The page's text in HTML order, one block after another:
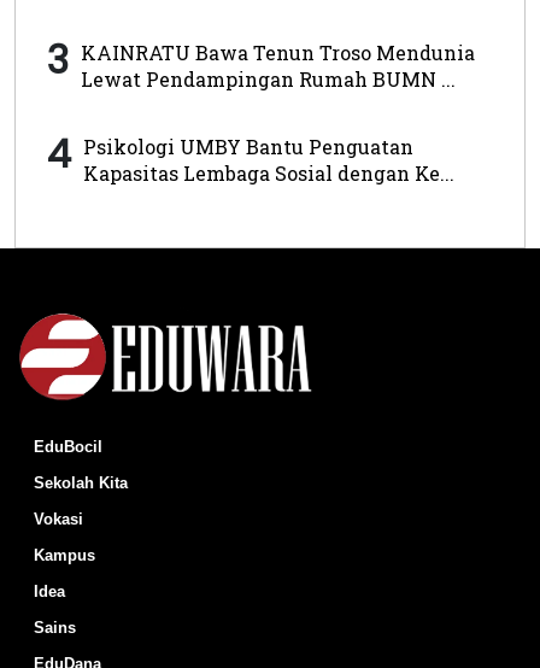
3 KAINRATU Bawa Tenun Troso Mendunia
Lewat Pendampingan Rumah BUMN ...
4 Psikologi UMBY Bantu Penguatan
Kapasitas Lembaga Sosial dengan Ke...
EduBocil
Sekolah Kita
Vokasi
Kampus
Idea
Sains
EduDana